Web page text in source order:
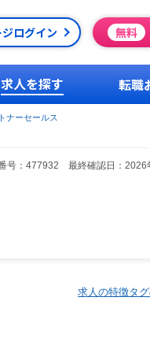
ログイン 無料
求人を探す 転職
ナーセールス
号：477932 最終確認日：2026
求人の特徴タ